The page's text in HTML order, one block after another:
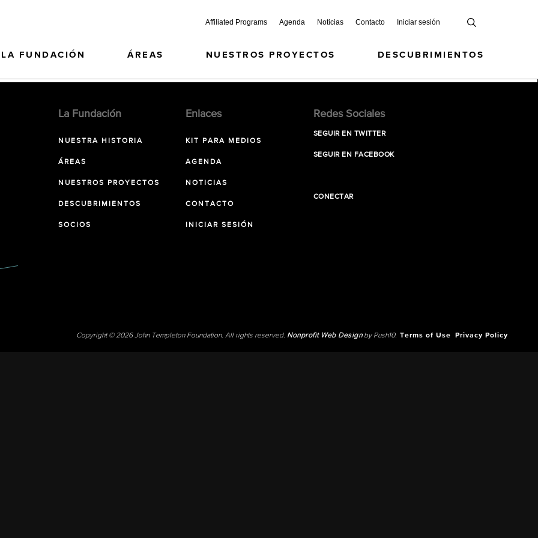
Affiliated Programs Agenda Noticias Contacto Iniciar sesión
LA FUNDACIÓN ÁREAS NUESTROS PROYECTOS DESCUBRIMIENTOS
La Fundación
NUESTRA HISTORIA
ÁREAS
NUESTROS PROYECTOS
DESCUBRIMIENTOS
SOCIOS
Enlaces
KIT PARA MEDIOS
AGENDA
NOTICIAS
CONTACTO
INICIAR SESIÓN
Redes Sociales
SEGUIR EN TWITTER
SEGUIR EN FACEBOOK
CONECTAR
Copyright © 2026 John Templeton Foundation. All rights reserved. Nonprofit Web Designby Push10. Terms of Use Privacy Policy